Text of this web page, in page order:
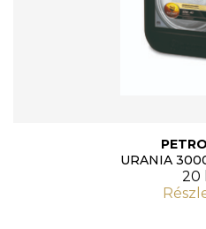
URANIA
20